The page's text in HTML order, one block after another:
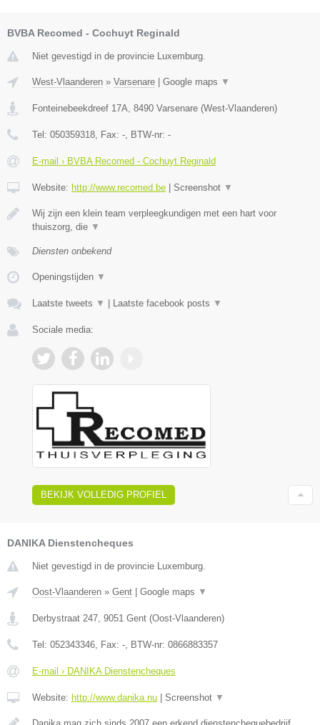
BVBA Recomed - Cochuyt Reginald
Niet gevestigd in de provincie Luxemburg.
West-Vlaanderen » Varsenare | Google maps ▼
Fonteinebeekdreef 17A 8490 Varsenare (West-Vlaanderen)
Tel: 050359318 , Fax: - , BTW-nr: -
E-mail › BVBA Recomed - Cochuyt Reginald
Website: http://www.recomed.be | Screenshot ▼
Wij zijn een klein team verpleegkundigen met een hart voor
thuiszorg, die ▼
Diensten onbekend
Openingstijden ▼
Laatste tweets ▼ | Laatste facebook posts ▼
Sociale media:
BEKIJK VOLLEDIG PROFIEL
DANIKA Dienstencheques
Niet gevestigd in de provincie Luxemburg.
Oost-Vlaanderen » Gent | Google maps ▼
Derbystraat 247 9051 Gent (Oost-Vlaanderen)
Tel: 052343346 , Fax: - , BTW-nr: 0866883357
E-mail › DANIKA Dienstencheques
Website: http://www.danika.nu | Screenshot ▼